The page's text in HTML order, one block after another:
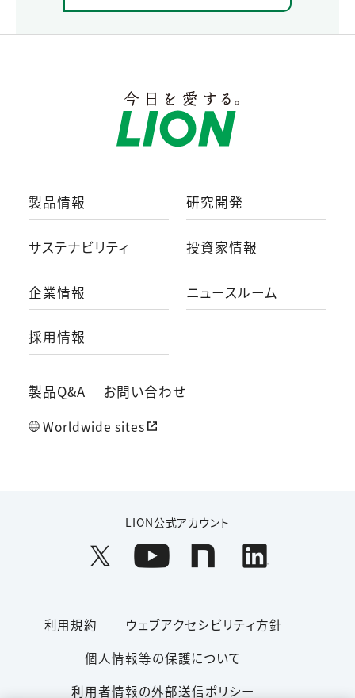
製品情報 研究開発
サステナビリティ 投資家情報
企業情報 ニュースルーム
採用情報
製品Q&A お問い合わせ
Worldwide sites
LION公式アカウント
利用規約
ウェブアクセシビリティ方針
個人情報等の保護について
利用者情報の外部送信ポリシー